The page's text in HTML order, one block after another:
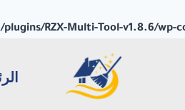
RZX-Multi-Tool-v1.8.6/wp-